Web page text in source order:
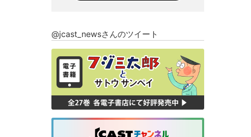
@jcast_newsさんのツイート